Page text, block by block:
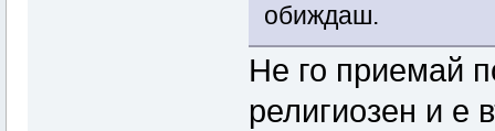
обиждаш.
Не го приемай
религиозен и е